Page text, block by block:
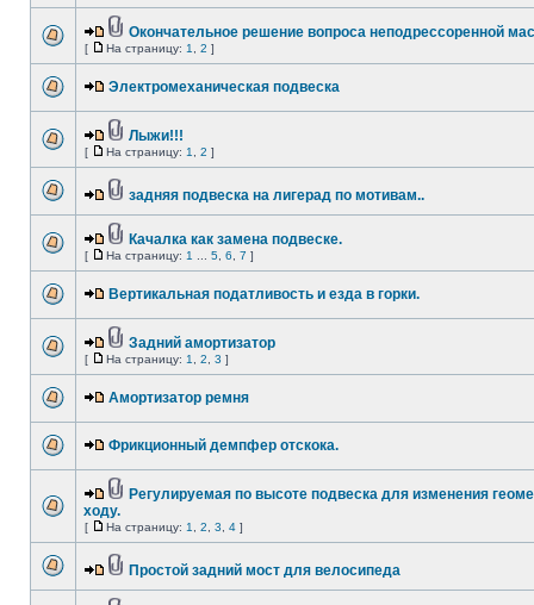
Окончательное решение вопроса неподрессоренной
[ На страницу: 1 2 ]
Электромеханическая подвеска
Лыжи!!!
[ На страницу: 1 2 ]
задняя подвеска на лигерад по мотивам..
Качалка как замена подвеске.
[ На страницу: 1 5 6 7 ]
Вертикальная податливость и езда в горки.
Задний амортизатор
[ На страницу: 1 2 3 ]
Амортизатор ремня
Фрикционный демпфер отскока.
Регулируемая по высоте подвеска для изменения
ходу.
[ На страницу: 1 2 3 4 ]
Простой задний мост для велосипеда